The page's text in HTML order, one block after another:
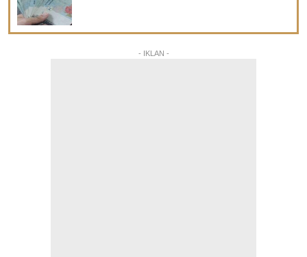
- IKLAN -